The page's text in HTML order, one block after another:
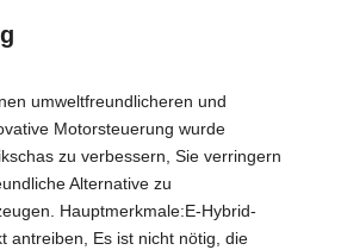
umweltfreundlicheren und
Motorsteuerung wurde
zu verbessern, Sie verringern
Alternative zu
Hauptmerkmale:E-Hybrid-
antreiben, Es ist nicht nötig, die